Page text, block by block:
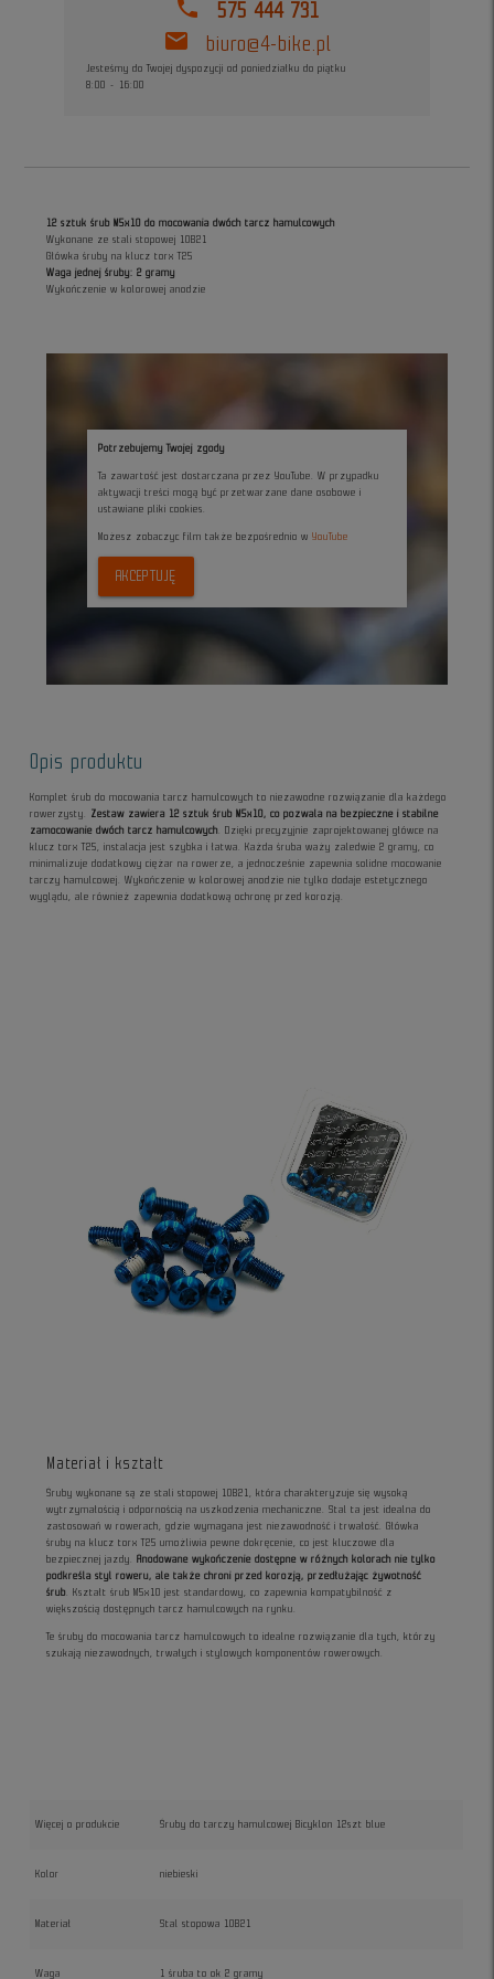
phone 575 444 731
mail biuro@4-bike.pl
Jesteśmy do Twojej dyspozycji od poniedziałku do piątku
8:00 - 16:00
12 sztuk śrub M5x10 do mocowania dwóch tarcz hamulcowych
Wykonane ze stali stopowej 10B21
Główka śruby na klucz torx T25
Waga jednej śruby: 2 gramy
Wykończenie w kolorowej anodzie
Potrzebujemy Twojej zgody
Ta zawartość jest dostarczana przez YouTube. W przypadku
aktywacji treści mogą być przetwarzane dane osobowe i
ustawiane pliki cookies.
Możesz zobaczyc film także bezpośrednio w YouTube
AKCEPTUJĘ
Opis produktu
Komplet śrub do mocowania tarcz hamulcowych to niezawodne rozwiązanie dla każdego
rowerzysty. Zestaw zawiera 12 sztuk śrub M5x10, co pozwala na bezpieczne i stabilne
zamocowanie dwóch tarcz hamulcowych
. Dzięki precyzyjnie zaprojektowanej główce na
klucz torx T25, instalacja jest szybka i łatwa. Każda śruba waży zaledwie 2 gramy, co
minimalizuje dodatkowy ciężar na rowerze, a jednocześnie zapewnia solidne mocowanie
tarczy hamulcowej. Wykończenie w kolorowej anodzie nie tylko dodaje estetycznego
wyglądu, ale również zapewnia dodatkową ochronę przed korozją.
Materiał i kształt
Śruby wykonane są ze stali stopowej 10B21, która charakteryzuje się wysoką
wytrzymałością i odpornością na uszkodzenia mechaniczne. Stal ta jest idealna do
zastosowań w rowerach, gdzie wymagana jest niezawodność i trwałość. Główka
śruby na klucz torx T25 umożliwia pewne dokręcenie, co jest kluczowe dla
bezpiecznej jazdy. Anodowane wykończenie dostępne w różnych kolorach nie tylko
podkreśla styl roweru, ale także chroni przed korozją, przedłużając żywotność
śrub
. Kształt śrub M5x10 jest standardowy, co zapewnia kompatybilność z
większością dostępnych tarcz hamulcowych na rynku.
Te śruby do mocowania tarcz hamulcowych to idealne rozwiązanie dla tych, którzy
szukają niezawodnych, trwałych i stylowych komponentów rowerowych.
Więcej o produkcie Śruby do tarczy hamulcowej Bicyklon 12szt blue
Kolor niebieski
Materiał Stal stopowa 10B21
Waga 1 śruba to ok 2 gramy